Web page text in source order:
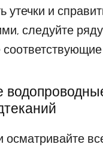
утечки и
следуйте
осматривайте